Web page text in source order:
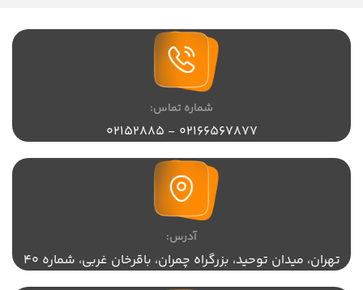
شماره تماس:
02166567877 - 02152885
آدرس:
تهران،‌ میدان توحید، بزرگراه چمران، باقرخان غربی، شماره 40